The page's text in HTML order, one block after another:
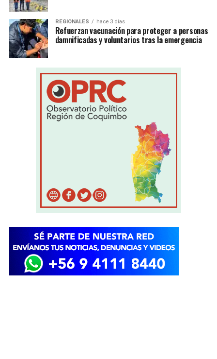
REGIONALES hace 3 días
Refuerzan vacunación para proteger a personas
damnificadas y voluntarios tras la emergencia